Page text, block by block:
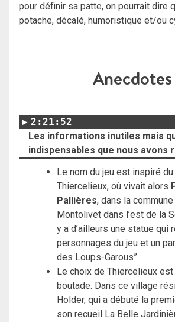
pour définir sa patte, on pourrait dire
potache, décalé, humoristique et/ou
Anecdotes
2:21:52
Les informations inutiles mais
indispensables que nous avons
Le nom du jeu est inspiré du
Thiercelieux, où vivait alors
Pallières, dans la
Montolivet dans l’est de la
y a d’ailleurs une statue qui
personnages du jeu et un
des Loups-Garous”
Le choix de Thiercelieux est
boutade. Dans ce village
Holder, qui a débuté la
son recueil La Belle